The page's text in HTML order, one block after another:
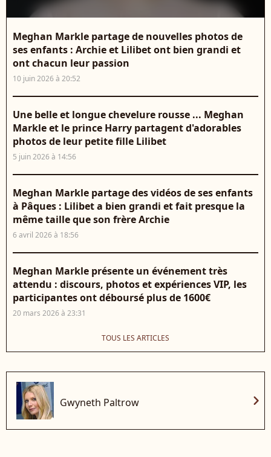
Meghan Markle partage de nouvelles photos de
ses enfants : Archie et Lilibet ont bien grandi et
ont chacun leur passion
10 juin 2026 à 20:52
Une belle et longue chevelure rousse ... Meghan
Markle et le prince Harry partagent d'adorables
photos de leur petite fille Lilibet
5 juin 2026 à 14:56
Meghan Markle partage des vidéos de ses enfants
à Pâques : Lilibet a bien grandi et fait presque la
même taille que son frère Archie
6 avril 2026 à 18:56
Meghan Markle présente un événement très
attendu : discours, photos et expériences VIP, les
participantes ont déboursé plus de 1600€
20 mars 2026 à 23:31
TOUS LES ARTICLES
Gwyneth Paltrow chevron_right